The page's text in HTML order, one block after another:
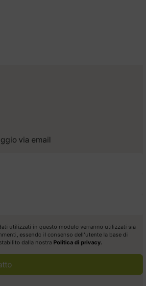
via email
utilizzati in questo modulo verranno utilizzati sia
essendo il consenso dell'utente la base di
dalla nostra Politica di privacy.